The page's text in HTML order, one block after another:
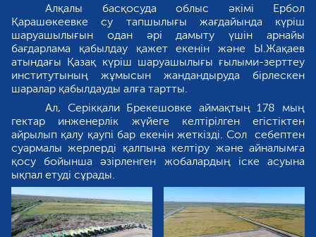
Алқалы басқосуда облыс әкімі Ербол
Қарашөкеевке су тапшылығы жағдайында күріш
шаруашылығын одан әрі дамыту үшін арнайы
бағдарлама қабылдау қажет екенін және Ы.Жақаев
атындағы Қазақ күріш шаруашылығы ғылыми-зерттеу
институтының жұмысын жандандыруда бірлескен
шаралар қабылдауды алға тартты.
Ал, Серікқали Брекешовке аймақтың 178 мың
гектар инженерлік жүйеге келтірілген егістіктен
айрылып қалу қаупі бар екенін жеткізді. Сол себептен
суармалы жерлерді қалпына келтіру және айналымға
қосу бойынша әзірленген жобалардың іске асуына
ықпал етуді сұрады.